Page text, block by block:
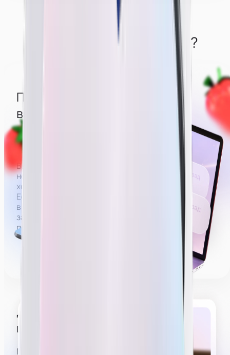
Что нужно от моделей?
Понимать, что
вебкам — сфера 18+
Вебкам — сфера, где зарплата строится на донатах
за действия эротического характера.
Вы можете не раздеваться полностью,
но зарабатывать без раздевания
хотя бы до нижнего белья будет проблематично.
Если не раздеваться совсем (например, сидеть
в футболке и джинсах), на деле удастся выйти на
заработную плату в районе 60 000 рублей,
получать больше будет сложнее.
Делать эротическое
шоу на трансляции
Примерно 5 из 6 часов стрима нужно будет иметь